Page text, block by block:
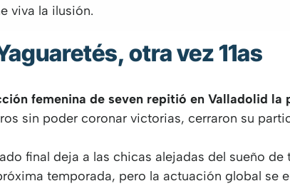
viva la ilusión.
otra vez 11as
femenina de seven repitió en Valladolid la
sin poder coronar victorias, cerraron su
final deja a las chicas alejadas del sueño
temporada, pero la actuación global se